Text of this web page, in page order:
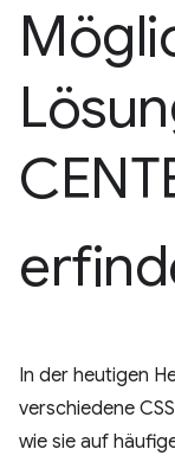
In der heutigen
verschiedene
wie sie auf